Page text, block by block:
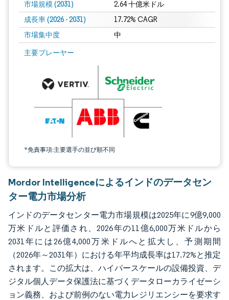
市場規模 (2031) 2.64 十億米ドル
成長率 (2026 - 2031) 17.72% CAGR
市場集中度 中
主要プレーヤー
*免責事項:主要選手の並び順不同
画像 © Mordor Intelligence。再利用にはCC BY 4.0の表示が必要です。
Mordor Intelligenceによるインドのデータセン
ター電力市場分析
インドのデータセンター電力市場規模は2025年に9億9,000
万米ドルと評価され、2026年の11億6,000万米ドルから
2031年には26億4,000万米ドルへと拡大し、予測期間
（2026年～2031年）における年平均成長率は17.72%と推定
されます。この拡大は、ハイパースケールの設備投資、デ
ジタル個人データ保護法に基づくデータローカライゼーシ
ョン義務、および前例のない電力レジリエンシーを要求す